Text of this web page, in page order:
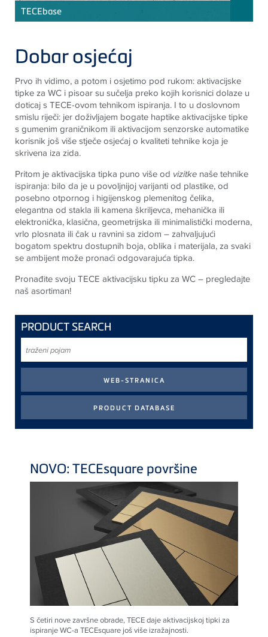
TECEbase
Dobar osjećaj
Prvo ih vidimo, a potom i osjetimo pod rukom: aktivacijske
tipke za WC i pisoar su sučelja preko kojih korisnici dolaze u
doticaj sTECE-ovom tehnikom ispiranja. I to u doslovnom
smislu riječi: jer doživljajem bogate haptike aktivacijske tipke
s gumenim graničnikom ili aktivacijom senzorske automatike
korisnik još više stječe osjećaj o kvaliteti tehnike koja je
skrivena iza zida.
Pritom je aktivacijska tipka puno više od vizitke naše tehnike
ispiranja: bilo da je u povoljnijoj varijanti od plastike, od
posebno otpornog i higijenskog plemenitog čelika,
elegantna od stakla ili kamena škriljevca, mehanička ili
elektronička, klasična, geometrijska ili minimalistički moderna,
vrlo plosnata ili čak u ravnini sa zidom – zahvaljujući
bogatom spektru dostupnih boja, oblika i materijala, za svaki
se ambijent može pronaći odgovarajuća tipka.
Pronađite svojuTECE aktivacijsku tipku za WC – pregledajte
naš asortiman!
PRODUCT SEARCH
pojam
NOVO: TECEsquare površine
S četiri nove završne obrade,TECEdaje aktivacijskoj tipki za
ispiranje WC-a TECEsquare još više izražajnosti.